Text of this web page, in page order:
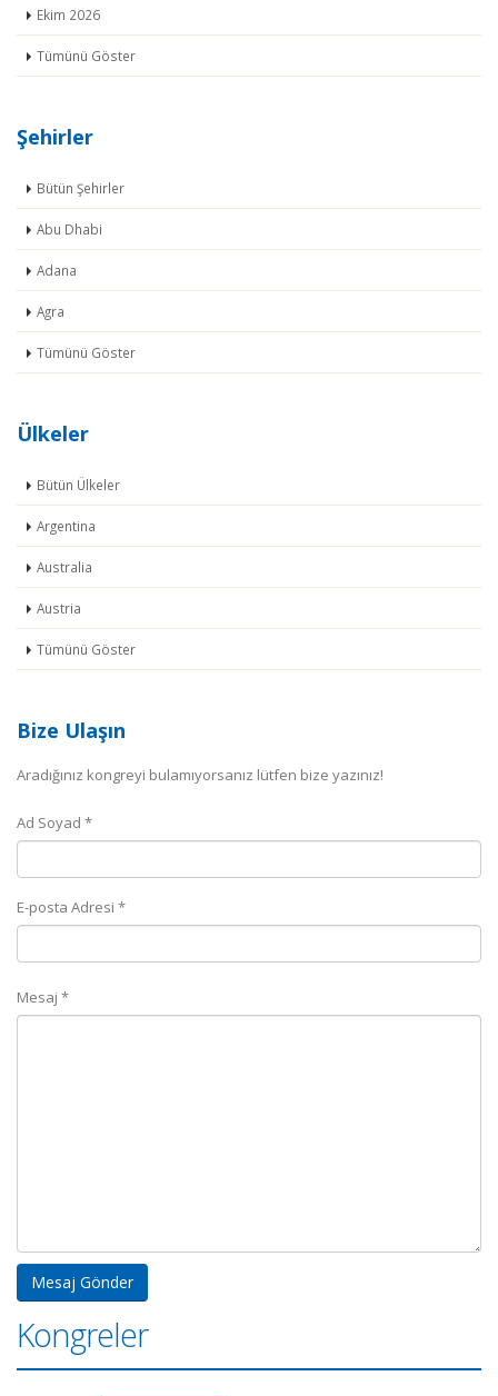
Ekim 2026
Tümünü Göster
Şehirler
Bütün Şehirler
Abu Dhabi
Adana
Agra
Tümünü Göster
Ülkeler
Bütün Ülkeler
Argentina
Australia
Austria
Tümünü Göster
Bize Ulaşın
Aradığınız kongreyi bulamıyorsanız lütfen bize yazınız!
Ad Soyad *
E-posta Adresi *
Mesaj *
Kongreler